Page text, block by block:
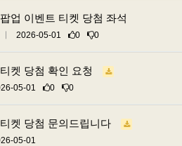
업 이벤트 티켓 당첨 좌석
2026-05-01 0 0
켓 당첨 확인 요청
05-01 0 0
켓 당첨 문의드립니다
05-01